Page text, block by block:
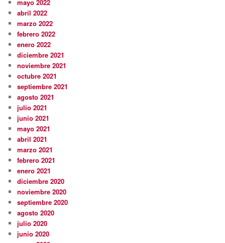
mayo 2022
abril 2022
marzo 2022
febrero 2022
enero 2022
diciembre 2021
noviembre 2021
octubre 2021
septiembre 2021
agosto 2021
julio 2021
junio 2021
mayo 2021
abril 2021
marzo 2021
febrero 2021
enero 2021
diciembre 2020
noviembre 2020
septiembre 2020
agosto 2020
julio 2020
junio 2020